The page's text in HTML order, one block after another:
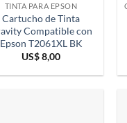
TINTA PARA EPSON
Cartucho de Tinta
Compatible con
Epson T2061XL BK
US$8,00